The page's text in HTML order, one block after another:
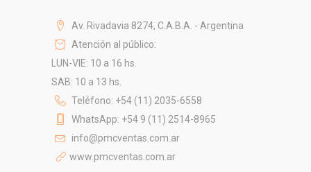
Av. Rivadavia 8274, C.A.B.A. - Argentina
Atención al público:
LUN-VIE: 10 a 16 hs.
SAB: 10 a 13 hs.
Teléfono: +54 (11) 2035-6558
WhatsApp: +54 9 (11) 2514-8965
info@pmcventas.com.ar
www.pmcventas.com.ar